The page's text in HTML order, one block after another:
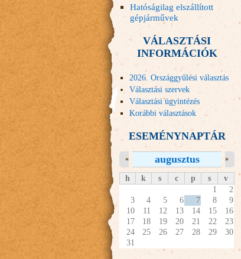
Hatóságilag elszállított
gépjárművek
VÁLASZTÁSI
INFORMÁCIÓK
2026. Országgyűlési választás
Választási szervek
Választási ügyintézés
Korábbi választások
ESEMÉNYNAPTÁR
augusztus
« »
h k s c p s
v
1
2
3
4 5 6 7 8
9
10
11 12 13 14 15
16
17
18 19 20 21 22
23
24
25 26 27 28 29
30
31